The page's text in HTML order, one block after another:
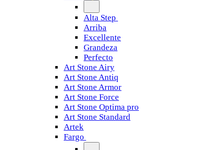
Alta Step
Arriba
Excellente
Grandeza
Perfecto
Art Stone Airy
Art Stone Antiq
Art Stone Armor
Art Stone Force
Art Stone Optima pro
Art Stone Standard
Artek
Fargo